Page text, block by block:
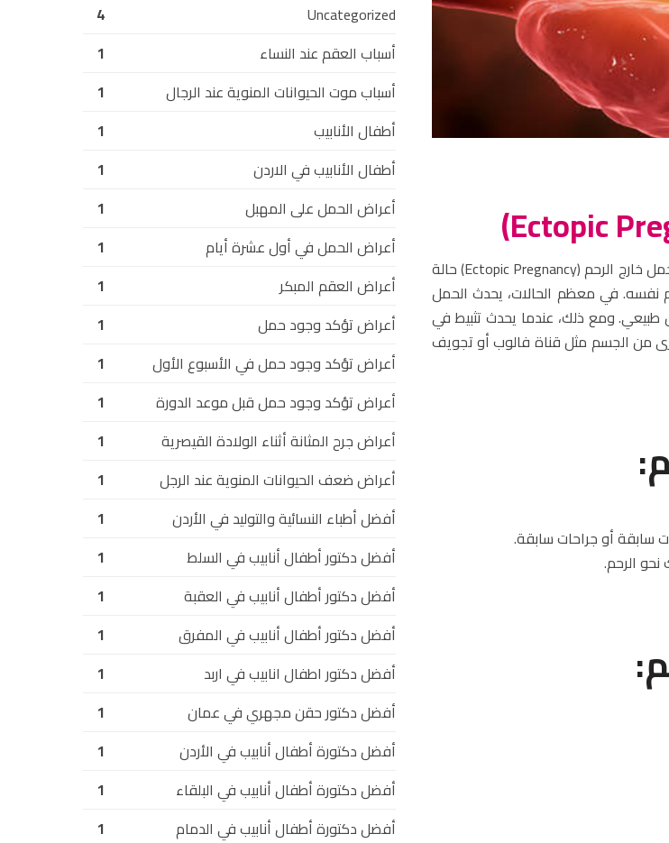
الحمل هو فترة مهمة ومثيرة في حياة أي امرأة. يمثل الحمل خارج الرحم (Ectopic Pregnancy) حالة
نفسه. في معظم الحالات، يحدث الحمل
ومع ذلك، عندما يحدث تثبيط في
من الجسم مثل قناة فالوب أو تجويف
Uncategorized
4
أسباب العقم عند النساء
1
أسباب موت الحيوانات المنوية عند الرجال
1
أطفال الأنابيب
1
أطفال الأنابيب في الاردن
1
أعراض الحمل على المهبل
1
أعراض الحمل في أول عشرة أيام
1
أعراض العقم المبكر
1
أعراض تؤكد وجود حمل
1
أعراض تؤكد وجود حمل في الأسبوع الأول
1
أعراض تؤكد وجود حمل قبل موعد الدورة
1
أعراض جرح المثانة أثناء الولادة القيصرية
1
أعراض ضعف الحيوانات المنوية عند الرجل
1
أفضل أطباء النسائية والتوليد في الأردن
1
أفضل دكتور أطفال أنابيب في السلط
1
أفضل دكتور أطفال أنابيب في العقبة
1
أفضل دكتور أطفال أنابيب في المفرق
1
أفضل دكتور اطفال انابيب في اربد
1
أفضل دكتور حقن مجهري في عمان
1
أفضل دكتورة أطفال أنابيب في الأردن
1
أفضل دكتورة أطفال أنابيب في البلقاء
1
أفضل دكتورة أطفال أنابيب في الدمام
1